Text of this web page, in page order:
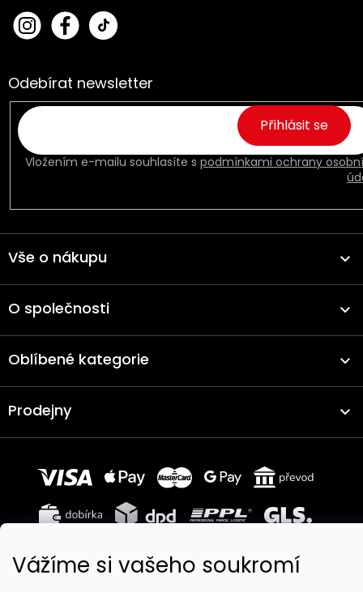
Vážíme si vašeho soukromí
bert
oo_
Fac
ebo
Odebírat newsletter
Vložením e-mailu souhlasíte s podmínkami ochrany
Přihlásit se
Vše o nákupu
O společnosti
Oblíbené kategorie
Prodejny